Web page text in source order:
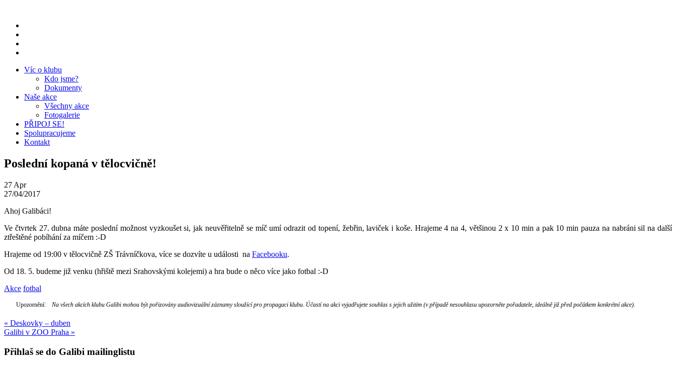
obsah
Víc o klubu
Kdo jsme?
Dokumenty
Naše akce
Všechny akce
Fotogalerie
PŘIPOJ SE!
Spolupracujeme
Kontakt
Poslední kopaná v tělocvičně!
27 Apr
27/04/2017
Ahoj Galibáci!
Ve čtvrtek 27. dubna máte poslední možnost vyzkoušet si, jak neuvěřitelně se míč umí odrazit od topení, žebřin, laviček i koše. Hrajeme 4 na 4, většinou 2 x 10 min a pak 10 min pauza na nabráni sil na další
ztřeštěné pobíhání za míčem :-D
Hrajeme od 19:00 v tělocvičně ZŠ Trávníčkova, více se dozvíte u události na Facebooku.
Od 18. 5. budeme již venku (hřiště mezi Srahovskými kolejemi) a hra bude o něco více jako fotbal :-D
Akce fotbal
Upozornění: Na všech akcích klubu Galibi mohou být pořizovány audiovizuální záznamy sloužící pro propagaci klubu. Účastí na akci vyjadřujete souhlas s jejich užitím (v případě nesouhlasu upozorněte pořadatele, ideálně již před počátkem konkrétní akce).
Navigace
pro
příspěvek
« Deskovky – duben
Galibi v ZOO Praha »
Přihlaš se do Galibi mailinglistu